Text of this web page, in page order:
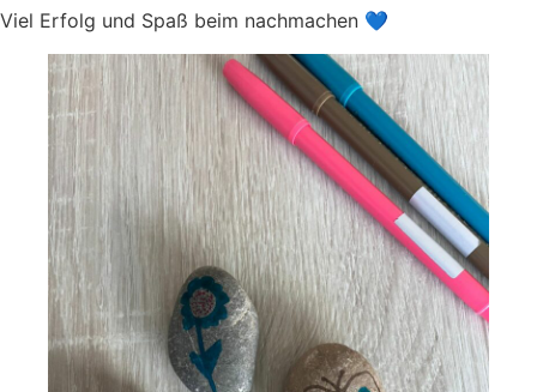
Viel Erfolg und Spaß beim nachmachen 💙